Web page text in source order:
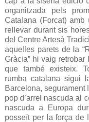
organitzada pels
Catalana (Forcat) amb
rellevar durant sis
del Centre Artesà
aquelles parets de la
Gràcia” hi vaig
que també existeix.
rumba catalana sigui
Barcelona, segurament
pop d’arrel nascuda al
nascuda a Europa
posseït per la força de